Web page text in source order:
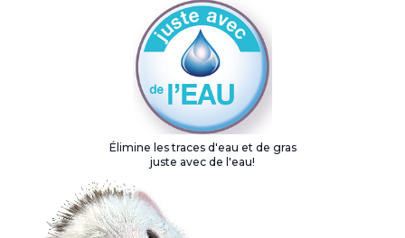
Élimine les traces d'eau et de gras
juste avec de l'eau!